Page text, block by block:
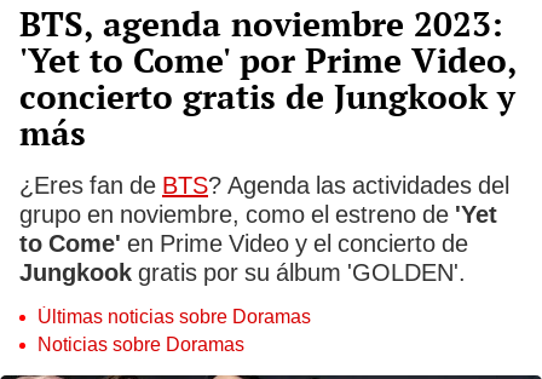
BTS, agenda noviembre 2023:
'Yet to Come' por Prime Video,
concierto gratis de Jungkook y
más
¿Eres fan de BTS? Agenda las actividades del
grupo en noviembre, como el estreno de 'Yet
to Come' en Prime Video y el concierto de
Jungkook gratis por su álbum 'GOLDEN'.
Últimas noticias sobre Doramas
Noticias sobre Doramas